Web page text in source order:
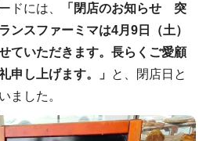
ドには、
「閉店のお知らせ 突
ンスファーミマは4月9日（土）
ていただきます。長らくご愛顧
申し上げます。」
と、閉店日と
ました。